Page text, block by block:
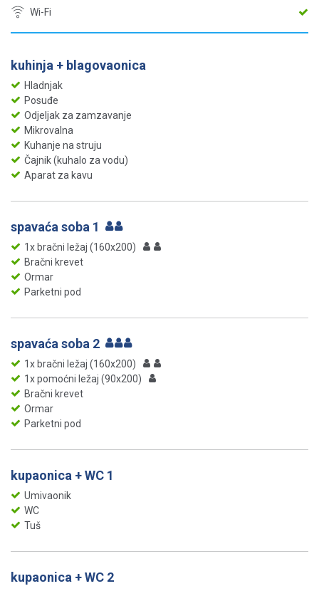
Wi-Fi
kuhinja + blagovaonica
Hladnjak
Posuđe
Odjeljak za zamzavanje
Mikrovalna
Kuhanje na struju
Čajnik (kuhalo za vodu)
Aparat za kavu
spavaća soba 1
1x bračni ležaj (160x200)
Bračni krevet
Ormar
Parketni pod
spavaća soba 2
1x bračni ležaj (160x200)
1x pomoćni ležaj (90x200)
Bračni krevet
Ormar
Parketni pod
kupaonica + WC 1
Umivaonik
WC
Tuš
kupaonica + WC 2